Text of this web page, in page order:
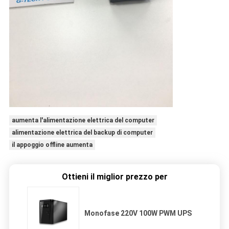
aumenta l'alimentazione elettrica del computer
alimentazione elettrica del backup di computer
il appoggio offline aumenta
Ottieni il miglior prezzo per
Monofase 220V 100W PWM UPS